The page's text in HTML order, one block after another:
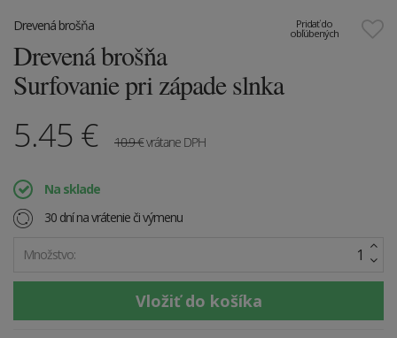
Pridať do
obľúbených
Drevená brošňa
Drevená brošňa
Surfovanie pri západe slnka
5.45 € 10.9€vrátane DPH
Na sklade
30 dní na vrátenie či výmenu
Množstvo: